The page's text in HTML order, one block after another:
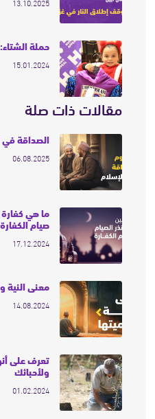
حملة
15.01.2024
مقالات ذات صلة
الصداقة في
06.08.2025
ما هي
صيام
17.12.2024
معنى النية
14.08.2024
تعرف على
ولأحبائك
01.02.2024